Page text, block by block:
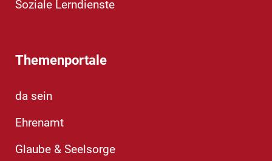
Soziale Lerndienste
Themenportale
da sein
Ehrenamt
Glaube & Seelsorge